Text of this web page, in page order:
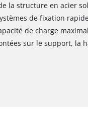
la structure en acier
de fixation
de charge
sur le support, la